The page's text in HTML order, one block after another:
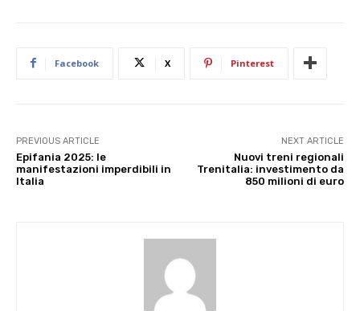
Facebook X Pinterest
PREVIOUS ARTICLE
Epifania 2025: le
manifestazioni imperdibili in
Italia
NEXT ARTICLE
Nuovi treni regionali
Trenitalia: investimento da
850 milioni di euro